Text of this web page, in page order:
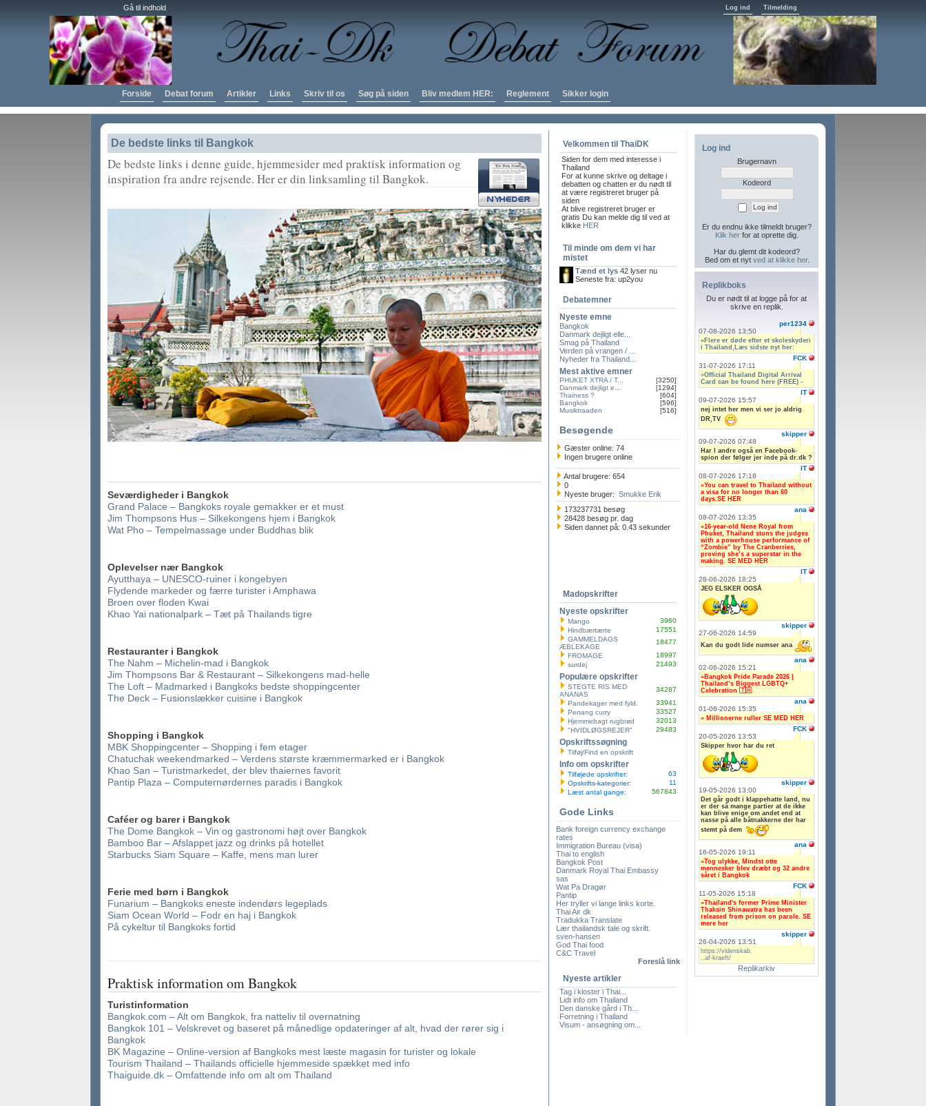
Gå til indhold Log ind Tilmelding
Forside Debat forum Artikler Links Skriv til os Søg på siden Bliv medlem HER: Reglement Sikker login
De bedste links til Bangkok
De bedste links i denne guide, hjemmesider med praktisk information og
inspiration fra andre rejsende. Her er din linksamling til Bangkok.
Seværdigheder i Bangkok
Grand Palace – Bangkoks royale gemakker er et must
Jim Thompsons Hus – Silkekongens hjem i Bangkok
Wat Pho – Tempelmassage under Buddhas blik
Oplevelser nær Bangkok
Ayutthaya – UNESCO-ruiner i kongebyen
Flydende markeder og færre turister i Amphawa
Broen over floden Kwai
Khao Yai nationalpark – Tæt på Thailands tigre
Restauranter i Bangkok
The Nahm – Michelin-mad i Bangkok
Jim Thompsons Bar & Restaurant – Silkekongens mad-helle
The Loft – Madmarked i Bangkoks bedste shoppingcenter
The Deck – Fusionslækker cuisine i Bangkok
Shopping i Bangkok
MBK Shoppingcenter – Shopping i fem etager
Chatuchak weekendmarked – Verdens største kræmmermarked er i Bangkok
Khao San – Turistmarkedet, der blev thaiernes favorit
Pantip Plaza – Computernørdernes paradis i Bangkok
Caféer og barer i Bangkok
The Dome Bangkok – Vin og gastronomi højt over Bangkok
Bamboo Bar – Afslappet jazz og drinks på hotellet
Starbucks Siam Square – Kaffe, mens man lurer
Ferie med børn i Bangkok
Funarium – Bangkoks eneste indendørs legeplads
Siam Ocean World – Fodr en haj i Bangkok
På cykeltur til Bangkoks fortid
Praktisk information om Bangkok
Turistinformation
Bangkok.com – Alt om Bangkok, fra natteliv til overnatning
Bangkok 101 – Velskrevet og baseret på månedlige opdateringer af alt, hvad der rører sig i
Bangkok
BK Magazine – Online-version af Bangkoks mest læste magasin for turister og lokale
Tourism Thailand – Thailands officielle hjemmeside spækket med info
Thaiguide.dk – Omfattende info om alt om Thailand
Velkommen til ThaiDK
Siden for dem med interesse i
Thailand
For at kunne skrive og deltage i
debatten og chatten er du nødt til
at være registreret bruger på
siden
At blive registreret bruger er
gratis Du kan melde dig til ved at
klikke HER
Til minde om dem vi har
mistet
Tænd et lys 42 lyser nu
Seneste fra: up2you
Debatemner
Nyeste emne
Bangkok
Danmark dejligt elle...
Smag på Thailand
Verden på vrangen / ...
Nyheder fra Thailand...
Mest aktive emner
PHUKET XTRA / T...
[3250]
Danmark dejligt e...
[1294]
Thainess ?
[604]
Bangkok
[596]
Musiktraaden
[516]
Besøgende
Gæster online: 74
Ingen brugere online
Antal brugere: 654
0
Nyeste bruger: Smukke Erik
173237731 besøg
28428 besøg pr. dag
Siden dannet på: 0.43 sekunder
Madopskrifter
Nyeste opskrifter
Mango
3960
Hindbærtærte
17551
GAMMELDAGS
ÆBLEKAGE
18477
FROMAGE
18997
surdej
21493
Populære opskrifter
STEGTE RIS MED
ANANAS
34287
Pandekager med fyld.
33941
Penang curry
33527
Hjemmebagt rugbrød
32013
"HVIDLØGSREJER"
29483
Opskriftssøgning
Tilføj/Find en opskrift
Info om opskrifter
Tilføjede opskrifter:
63
Opskrifts-kategorier:
11
Læst antal gange:
567843
Gode Links
Bank foreign currency exchange
rates
Immigration Bureau (visa)
Thai to english
Bangkok Post
Danmark Royal Thai Embassy
sas
Wat Pa Dragør
Pantip
Her tryller vi lange links korte.
Thai Air dk
Tradukka Translate
Lær thailandsk tale og skrift.
sven-hansen
God Thai food
C&C Travel
Foreslå link
Nyeste artikler
Tag i kloster i Thai...
Lidt info om Thailand
Den danske gård i Th...
Forretning i Thailand
Visum - ansøgning om...
Log ind
Brugernavn
Kodeord
Er du endnu ikke tilmeldt bruger?
Klik her for at oprette dig.
Har du glemt dit kodeord?
Bed om et nyt ved at klikke her.
Replikboks
Du er nødt til at logge på for at
skrive en replik.
per1234
07-08-2026 13:50
»Flere er døde efter et skoleskyderi
i Thailand,Læs sidste nyt her:
FCK
31-07-2026 17:11
»Official Thailand Digital Arrival
Card can be found here (FREE) -
IT
09-07-2026 15:57
nej intet her men vi ser jo aldrig
DR,TV
skipper
09-07-2026 07:48
Har I andre også en Facebook-
spion der følger jer inde på dr.dk ?
IT
08-07-2026 17:18
»You can travel to Thailand without
a visa for no longer than 60
days.SE HER
ana
08-07-2026 13:35
»16-year-old Nene Royal from
Phuket, Thailand stuns the judges
with a powerhouse performance of
“Zombie” by The Cranberries,
proving she’s a superstar in the
making. SE MED HER
IT
28-06-2026 18:25
JEG ELSKER OGSÅ
skipper
27-06-2026 14:59
Kan du godt lide numser ana
ana
02-06-2026 15:21
»Bangkok Pride Parade 2026 |
Thailand’s Biggest LGBTQ+
Celebration 🇹🇭
ana
01-06-2026 15:35
» Millionerne ruller SE MED HER
FCK
20-05-2026 13:53
Skipper hvor har du ret
skipper
19-05-2026 13:00
Det går godt i klappehatte land, nu
er der så mange partier at de ikke
kan blive enige om andet end at
nasse på alle båtnakkerne der har
stemt på dem
ana
16-05-2026 19:11
»Tog ulykke, Mindst otte
mennesker blev dræbt og 32 andre
såret i Bangkok
FCK
11-05-2026 15:18
»Thailand's former Prime Minister
Thaksin Shinawatra has been
released from prison on parole. SE
mere her
skipper
26-04-2026 13:51
https://videnskab.
..af-kraeft/
Replikarkiv